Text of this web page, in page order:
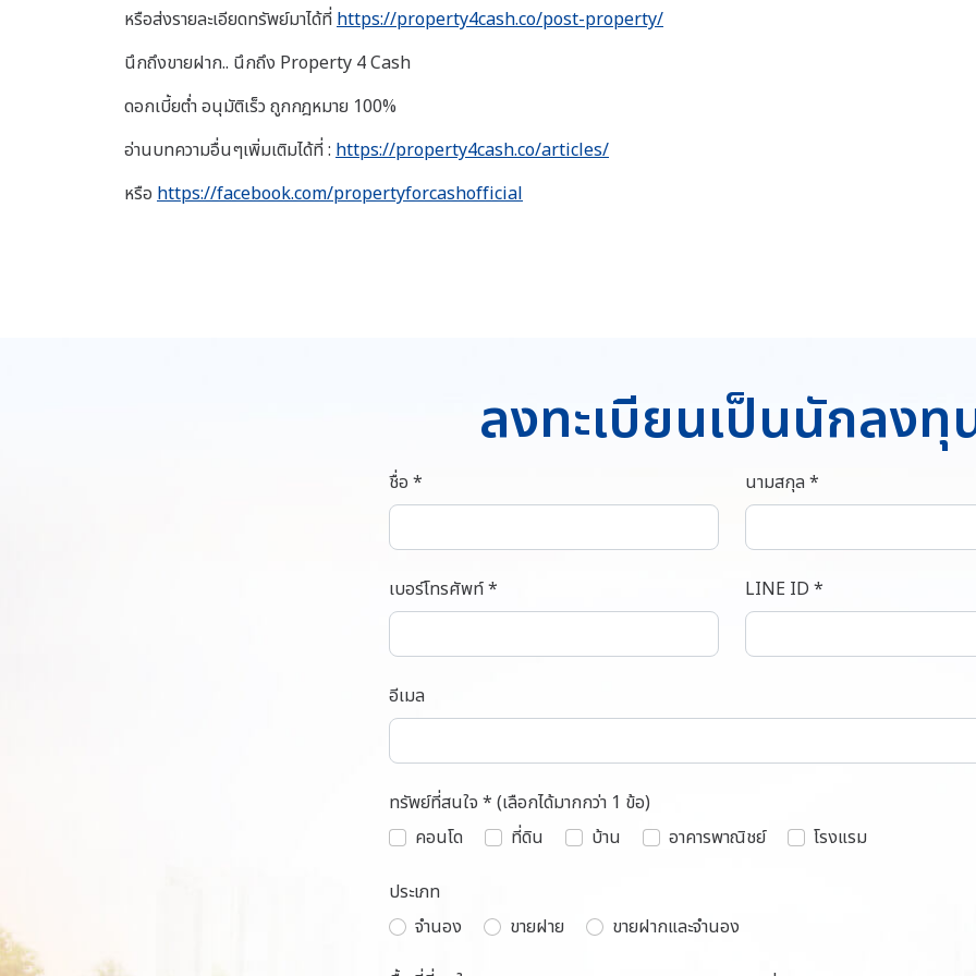
หรือส่งรายละเอียดทรัพย์มาได้ที่https://property4cash.co/post-property/
นึกถึงขายฝาก.. นึกถึง Property 4 Cash
ดอกเบี้ยต่ำ อนุมัติเร็ว ถูกกฎหมาย 100%
อ่านบทความอื่นๆเพิ่มเติมได้ที่ : https://property4cash.co/articles/
หรือ https://facebook.com/propertyforcashofficial
ลงทะเบียนเป็นนักลงทุ
ชื่อ * นามสกุล *
เบอร์โทรศัพท์ * LINE ID *
อีเมล
ทรัพย์ที่สนใจ * (เลือกได้มากกว่า 1 ข้อ)
คอนโด
ที่ดิน บ้าน อาคารพาณิชย์ โรงแรม
ประเภท
จำนอง
ขายฝาย ขายฝากและจำนอง